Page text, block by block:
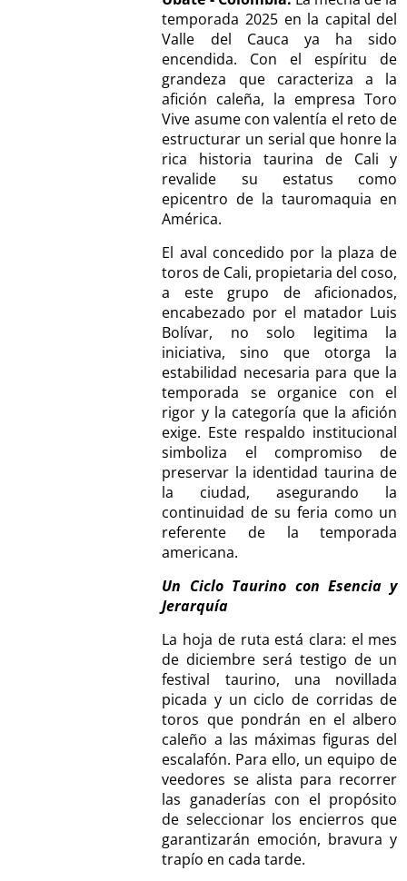
temporada 2025 en la capital del
Valle del Cauca ya ha sido
encendida. Con el espíritu de
grandeza que caracteriza a la
afición caleña, la empresa Toro
Vive asume con valentía el reto de
estructurar un serial que honre la
rica historia taurina de Cali y
revalide su estatus como
epicentro de la tauromaquia en
América.
El aval concedido por la plaza de
toros de Cali, propietaria del coso,
a este grupo de aficionados,
encabezado por el matador Luis
Bolívar, no solo legitima la
iniciativa, sino que otorga la
estabilidad necesaria para que la
temporada se organice con el
rigor y la categoría que la afición
exige. Este respaldo institucional
simboliza el compromiso de
preservar la identidad taurina de
la ciudad, asegurando la
continuidad de su feria como un
referente de la temporada
americana.
Un Ciclo Taurino con Esencia y
Jerarquía
La hoja de ruta está clara: el mes
de diciembre será testigo de un
festival taurino, una novillada
picada y un ciclo de corridas de
toros que pondrán en el albero
caleño a las máximas figuras del
escalafón. Para ello, un equipo de
veedores se alista para recorrer
las ganaderías con el propósito
de seleccionar los encierros que
garantizarán emoción, bravura y
trapío en cada tarde.